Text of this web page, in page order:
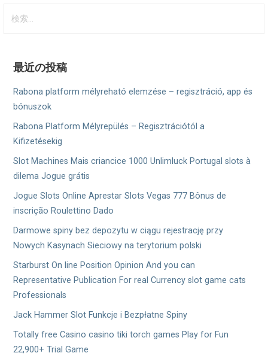
ビ
ー
シ
ョ
ン
索:
最近の投稿
Rabona platform mélyreható elemzése – regisztráció, app és
bónuszok
Rabona Platform Mélyrepülés – Regisztrációtól a
Kifizetésekig
Slot Machines Mais criancice 1000 Unlimluck Portugal slots à
dilema Jogue grátis
Jogue Slots Online Aprestar Slots Vegas 777 Bônus de
inscrição Roulettino Dado
Darmowe spiny bez depozytu w ciągu rejestrację przy
Nowych Kasynach Sieciowy na terytorium polski
Starburst On line Position Opinion And you can
Representative Publication For real Currency slot game cats
Professionals
Jack Hammer Slot Funkcje i Bezpłatne Spiny
Totally free Casino casino tiki torch games Play for Fun
22,900+ Trial Game